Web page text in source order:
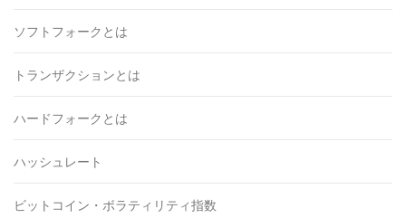
ソフトフォークとは
トランザクションとは
ハードフォークとは
ハッシュレート
ビットコイン・ボラティリティ指数